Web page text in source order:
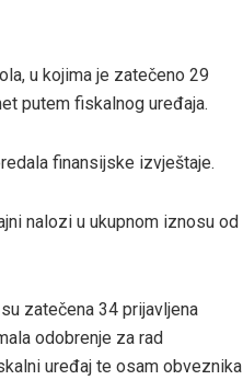
u kojima je zatečeno 29
putem fiskalnog uređaja.
finansijske izvještaje.
nalozi u ukupnom iznosu od
zatečena 34 prijavljena
odobrenje za rad
uređaj te osam obveznika